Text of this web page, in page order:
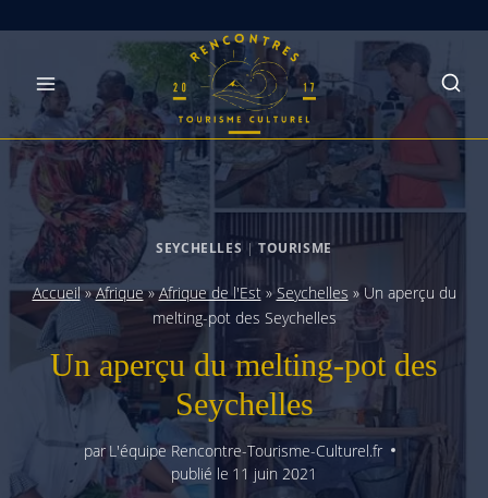
content
SEYCHELLES | TOURISME
Accueil»Afrique»Afrique de l'Est»Seychelles » Un aperçu du
melting-pot des Seychelles
Un aperçu du melting-pot des
Seychelles
par L'équipe Rencontre-Tourisme-Culturel.fr
publié le 11 juin 2021